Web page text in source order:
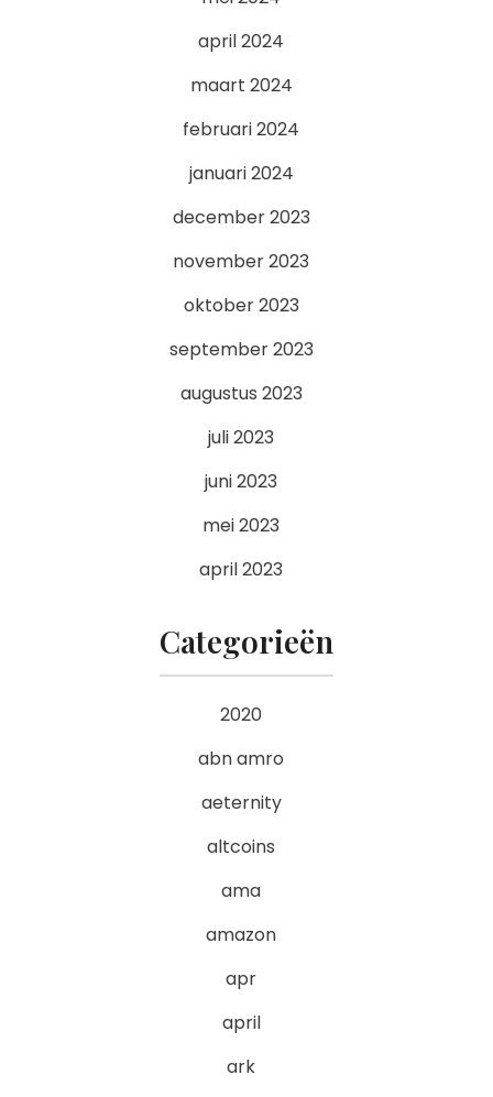
april 2024
maart 2024
februari 2024
januari 2024
december 2023
november 2023
oktober 2023
september 2023
augustus 2023
juli 2023
juni 2023
mei 2023
april 2023
Categorieën
2020
abn amro
aeternity
altcoins
ama
amazon
apr
april
ark